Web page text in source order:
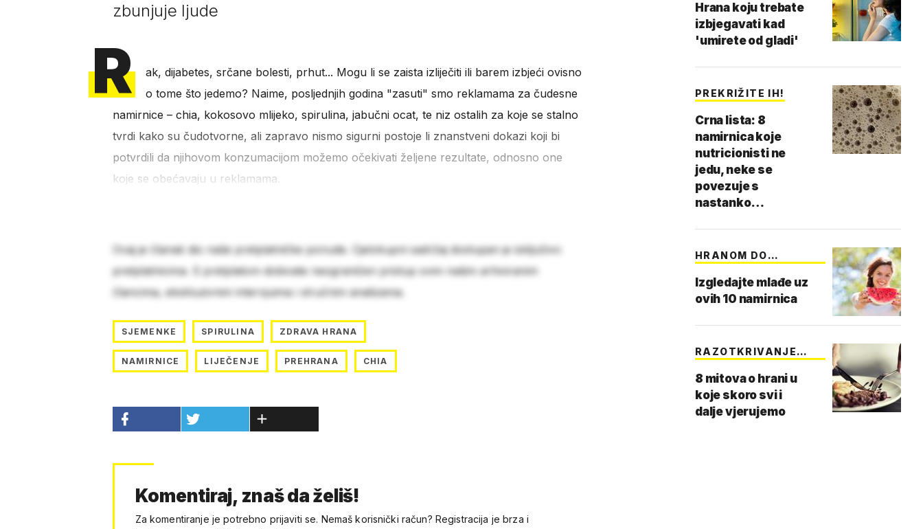
zbunjuje ljude
R
ak, dijabetes, srčane bolesti, prhut... Mogu li se zaista izliječiti ili barem izbjeći ovisno
o tome što jedemo? Naime, posljednjih godina "zasuti" smo reklamama za čudesne
namirnice – chia, kokosovo mlijeko, spirulina, jabučni ocat, te niz ostalih za koje se stalno
tvrdi kako su čudotvorne, ali zapravo nismo sigurni postoje li znanstveni dokazi koji bi
potvrdili da njihovom konzumacijom možemo očekivati željene rezultate, odnosno one
koje se obećavaju u reklamama.
Ovaj je članak dio naše pretplatničke ponude. Cjelokupni sadržaj dostupan je isključivo
pretplatnicima. S pretplatom dobivate neograničen pristup svim našim arhiviranim
člancima, ekskluzivnim intervjuima i stručnim analizama.
SJEMENKE SPIRULINA ZDRAVA HRANA
NAMIRNICE LIJEČENJE PREHRANA CHIA
Komentiraj, znaš da želiš!
Za komentiranje je potrebno prijaviti se. Nemaš korisnički račun? Registracija je brza i
Hrana koju trebate
izbjegavati kad
'umirete od gladi'
PREKRIŽITE IH!
Crna lista: 8
namirnica koje
nutricionisti ne
jedu, neke se
povezuje s
nastanko…
HRANOM DO
Izgledajte mlađe uz
ovih 10 namirnica
RAZOTKRIVANJE
8 mitova o hrani u
koje skoro svi i
dalje vjerujemo